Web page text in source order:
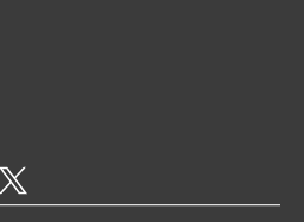
kartě
na nové kartě
otevře na nové kartě
se otevře na nové kartě